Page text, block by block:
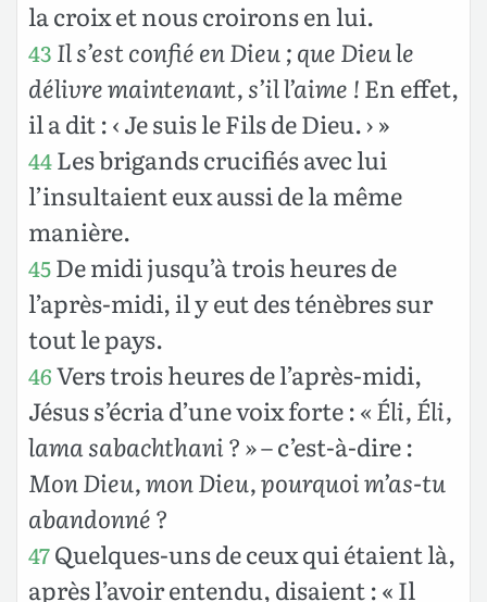
la croix et nous croirons en lui.
43 Il s’est confié en Dieu ; que Dieu le
délivre maintenant, s’il l’aime !En effet,
il a dit : ‹ Je suis le Fils de Dieu. › »
44Les brigands crucifiés avec lui
l’insultaient eux aussi de la même
manière.
45De midi jusqu’à trois heures de
l’après-midi, il y eut des ténèbres sur
tout le pays.
46Vers trois heures de l’après-midi,
Jésus s’écria d’une voix forte :« Éli, Éli,
lama sabachthani ? »– c’est-à-dire :
Mon Dieu, mon Dieu, pourquoi m’as-tu
abandonné ?
47Quelques-uns de ceux qui étaient là,
après l’avoir entendu, disaient : « Il